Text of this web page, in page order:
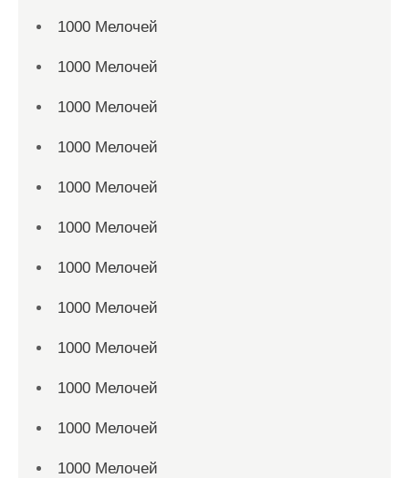
1000 Мелочей
1000 Мелочей
1000 Мелочей
1000 Мелочей
1000 Мелочей
1000 Мелочей
1000 Мелочей
1000 Мелочей
1000 Мелочей
1000 Мелочей
1000 Мелочей
1000 Мелочей